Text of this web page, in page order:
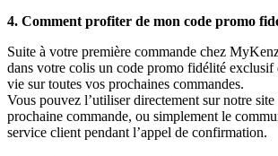
4. Comment profiter de mon code promo
Suite à votre première commande chez
dans votre colis un code promo fidélité exclusif
vie sur toutes vos prochaines commandes.
Vous pouvez l’utiliser directement sur notre
prochaine commande, ou simplement le
service client pendant l’appel de confirmation.